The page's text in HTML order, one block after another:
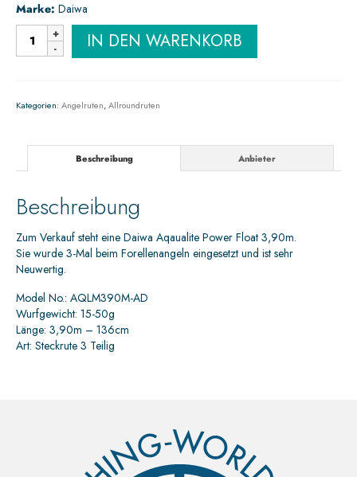
Marke: Daiwa
IN DEN WARENKORB
Kategorien:Angelruten,Allroundruten
Beschreibung Anbieter
Beschreibung
Zum Verkauf steht eine Daiwa Aqaualite Power Float 3,90m.
Sie wurde 3-Mal beim Forellenangeln eingesetzt und ist sehr
Neuwertig.
Model No.: AQLM390M-AD
Wurfgewicht: 15-50g
Länge: 3,90m – 136cm
Art: Steckrute 3 Teilig